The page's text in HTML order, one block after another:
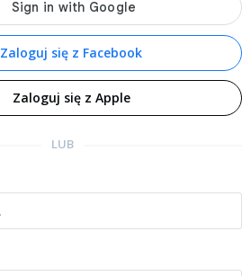
Zaloguj się z Facebook
Zaloguj się z Apple
LUB